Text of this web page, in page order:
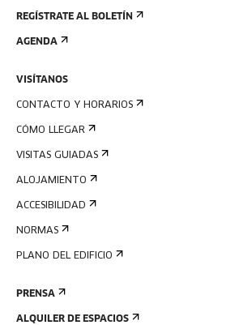
REGÍSTRATE AL BOLETÍN
AGENDA
VISÍTANOS
CONTACTO Y HORARIOS
CÓMO LLEGAR
VISITAS GUIADAS
ALOJAMIENTO
ACCESIBILIDAD
NORMAS
PLANO DEL EDIFICIO
PRENSA
ALQUILER DE ESPACIOS